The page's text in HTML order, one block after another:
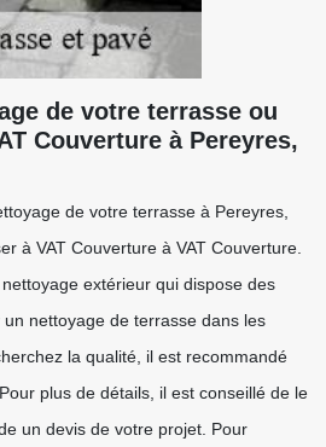
de votre terrasse ou
Couverture à Pereyres,
de votre terrasse à Pereyres,
à VAT Couverture à VAT Couverture.
extérieur qui dispose des
nettoyage de terrasse dans les
la qualité, il est recommandé
plus de détails, il est conseillé de le
un devis de votre projet. Pour